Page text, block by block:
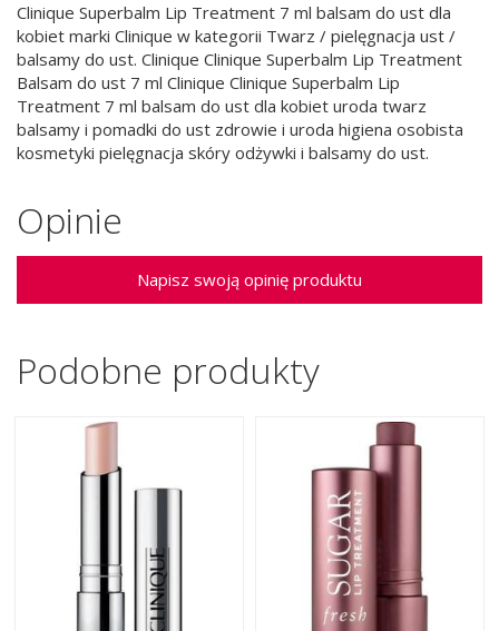
Clinique Superbalm Lip Treatment 7 ml balsam do ust dla
kobiet marki Clinique w kategorii Twarz / pielęgnacja ust /
balsamy do ust. Clinique Clinique Superbalm Lip Treatment
Balsam do ust 7 ml Clinique Clinique Superbalm Lip
Treatment 7 ml balsam do ust dla kobiet uroda twarz
balsamy i pomadki do ust zdrowie i uroda higiena osobista
kosmetyki pielęgnacja skóry odżywki i balsamy do ust.
Opinie
Napisz swoją opinię produktu
Podobne produkty